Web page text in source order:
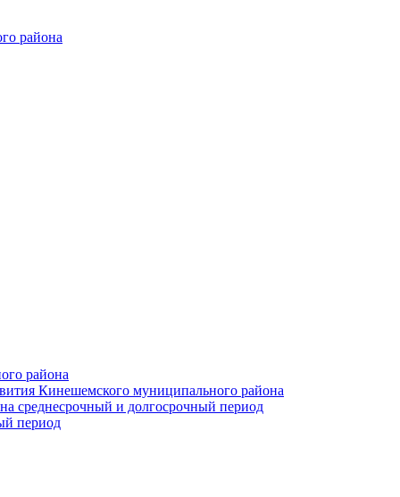
района
района
Кинешемского муниципального района
среднесрочный и долгосрочный период
период